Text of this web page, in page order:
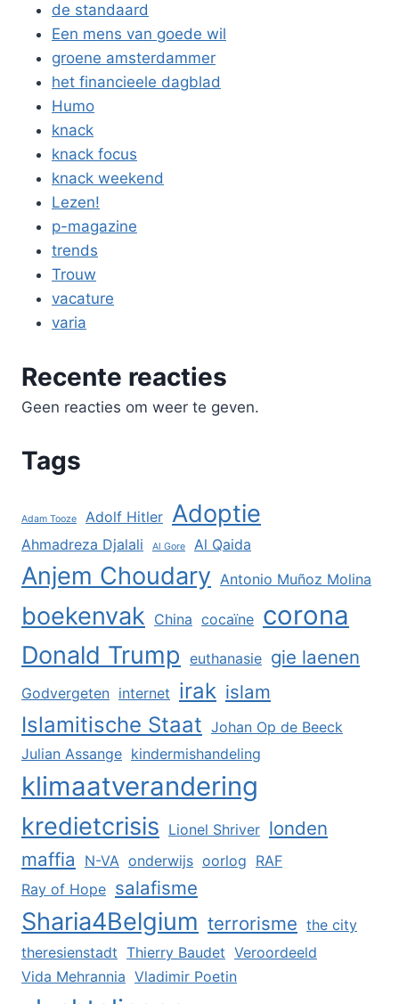
de standaard
Een mens van goede wil
groene amsterdammer
het financieele dagblad
Humo
knack
knack focus
knack weekend
Lezen!
p-magazine
trends
Trouw
vacature
varia
Recente reacties
Geen reacties om weer te geven.
Tags
Adam Tooze Adolf Hitler Adoptie
Ahmadreza Djalali Al Gore Al Qaida
Anjem Choudary Antonio Muñoz Molina
boekenvak China cocaïne corona
Donald Trump euthanasie gie laenen
Godvergeten internet irak islam
Islamitische Staat Johan Op de Beeck
Julian Assange kindermishandeling
klimaatverandering
kredietcrisis Lionel Shriver londen
maffia
N-VA onderwijs oorlog RAF
Ray of Hope salafisme
Sharia4Belgium terrorisme the city
theresienstadt Thierry Baudet Veroordeeld
Vida Mehrannia Vladimir Poetin